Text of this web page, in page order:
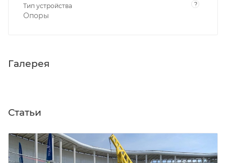
Тип устройства ?
Опоры
Галерея
Статьи